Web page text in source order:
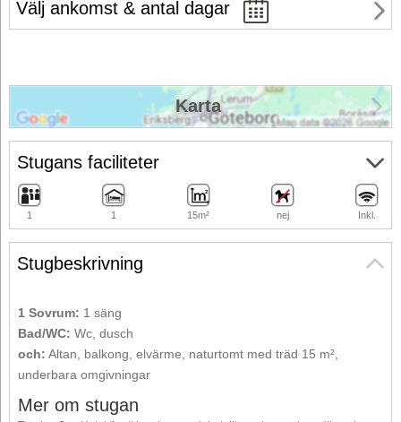
Välj ankomst & antal dagar
Stugbeskrivning
1 Sovrum: 1 säng
Bad/WC: Wc, dusch
och: Altan, balkong, elvärme, naturtomt med träd 15 m²,
underbara omgivningar
Mer om stugan
Stugans faciliteter
1 1 15m² nej Inkl.
Karta